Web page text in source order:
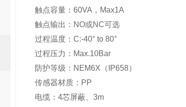
触点容量： 60VA ， Max1A
触点输出： NO或NC可选
过程温度： C:-40° to 80°
过程压力： Max.10Bar
防护等级： NEM6X （ IP658）
传感器材质： PP
电缆： 4芯屏蔽、 3m